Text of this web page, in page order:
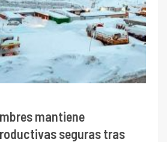
mantiene
seguras tras